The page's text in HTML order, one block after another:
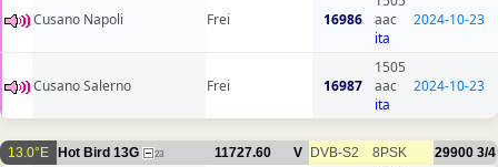
Cusano Napoli Frei 16986
aac
ita
2024-10-23
Cusano Salerno Frei 16987
1505
aac
ita
2024-10-23
13.0°E Hot Bird 13G 23 11727.60 V DVB-S2 8PSK 29900 3/4